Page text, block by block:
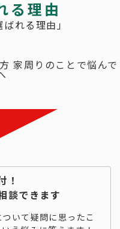
る理由
！
談できます
いて疑問に思ったこ